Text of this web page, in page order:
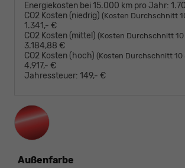
Energiekosten bei 15.000 km pro Jahr:
CO2 Kosten (niedrig) (Kosten Durchschnitt
1.341,- €
CO2 Kosten (mittel) (Kosten Durchschnitt
3.184,88 €
CO2 Kosten (hoch) (Kosten Durchschnitt 10
4.917,- €
Jahressteuer: 149,- €
Außenfarbe